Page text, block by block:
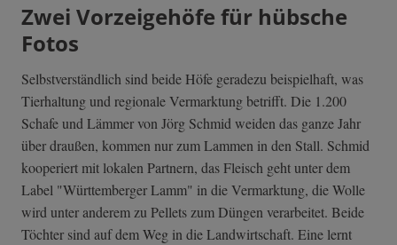
Zwei Vorzeigehöfe für hübsche
Fotos
Selbstverständlich sind beide Höfe geradezu beispielhaft, was
Tierhaltung und regionale Vermarktung betrifft. Die 1.200
Schafe und Lämmer von Jörg Schmid weiden das ganze Jahr
über draußen, kommen nur zum Lammen in den Stall. Schmid
kooperiert mit lokalen Partnern, das Fleisch geht unter dem
Label "Württemberger Lamm" in die Vermarktung, die Wolle
wird unter anderem zu Pellets zum Düngen verarbeitet. Beide
Töchter sind auf dem Weg in die Landwirtschaft. Eine lernt